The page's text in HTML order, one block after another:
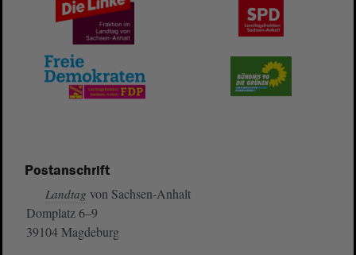
Postanschrift
Landtag von Sachsen-Anhalt
Domplatz 6–9
39104 Magdeburg